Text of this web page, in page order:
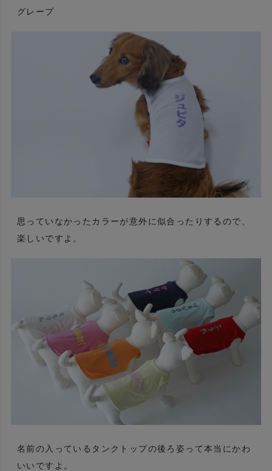
グレープ
思っていなかったカラーが意外に似合ったりするので、
楽しいですよ。
名前の入っているタンクトップの後ろ姿って本当にかわ
いいですよ。